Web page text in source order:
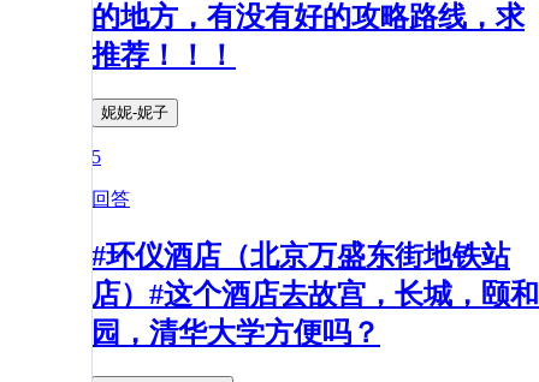
的地方，有没有好的攻略路线，求
推荐！！！
妮妮-妮子
5
回答
#环仪酒店（北京万盛东街地铁站
店）#这个酒店去故宫，长城，颐和
园，清华大学方便吗？